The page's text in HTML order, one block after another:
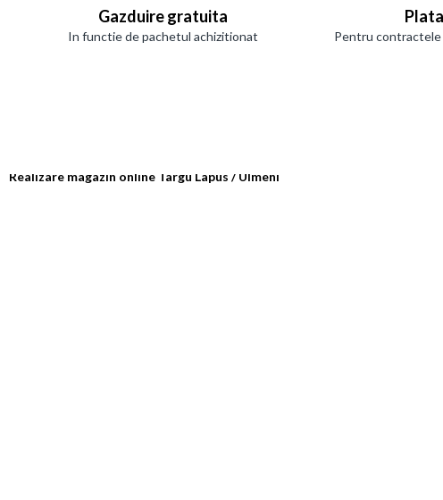
Gazduire gratuita
In functie de pachetul achizitionat Pentru contractele
Realizare magazin online Targu Lapus / Ulmeni